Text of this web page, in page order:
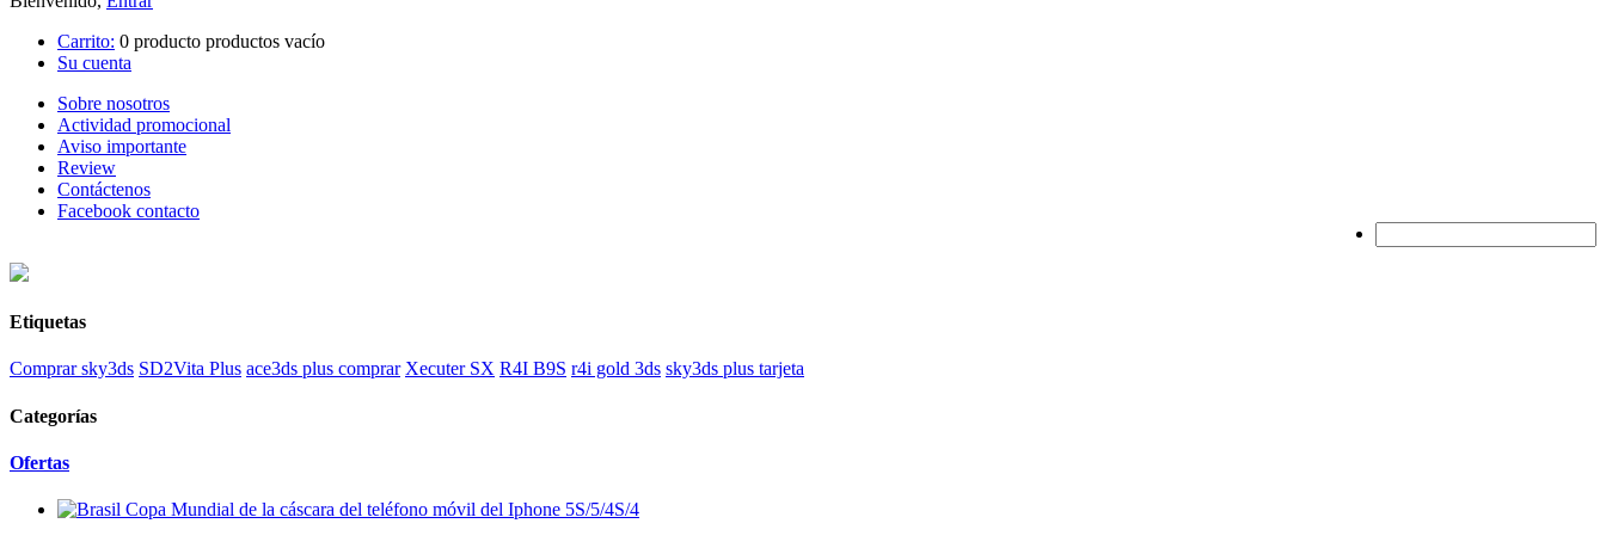
Carrito: 0 producto productos vacío
Su cuenta
Sobre nosotros
Actividad promocional
Aviso importante
Review
Contáctenos
Facebook contacto
Etiquetas
Comprar sky3ds SD2Vita Plus ace3ds plus comprar Xecuter SX R4I B9S r4i gold 3ds sky3ds plus tarjeta
Categorías
Ofertas